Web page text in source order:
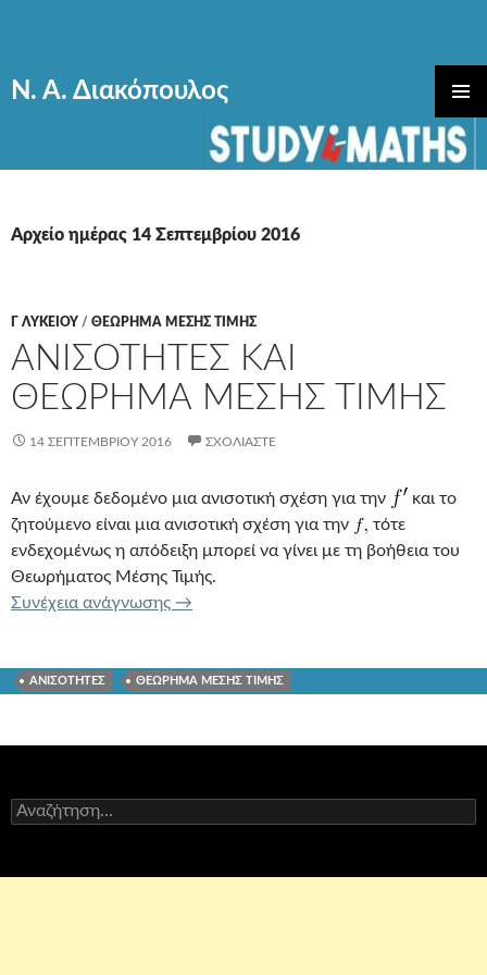
Ν. Α. Διακόπουλος
ΚΎΡΙΟ
ΜΕΝΟΎ
Αρχείο ημέρας 14 Σεπτεμβρίου 2016
Γ ΛΥΚΕΊΟΥ / ΘΕΩΡΗΜΑ ΜΕΣΗΣ ΤΙΜΗΣ
ΑΝΙΣΟΤΗΤΕΣ ΚΑΙ
ΘΕΩΡΗΜΑ ΜΕΣΗΣ ΤΙΜΗΣ
14 ΣΕΠΤΕΜΒΡΊΟΥ 2016 ΣΧΟΛΙΆΣΤΕ
Αν έχουμε δεδομένο μια ανισοτική σχέση για την
και το
ζητούμενο είναι μια ανισοτική σχέση για την
τότε
ενδεχομένως η απόδειξη μπορεί να γίνει με τη βοήθεια του
Θεωρήματος Μέσης Τιμής.
Συνέχεια ανάγνωσης ΑΝΙΣΟΤΗΤΕΣ ΚΑΙ ΘΕΩΡΗΜΑ ΜΕΣΗΣ
→
ΑΝΙΣΟΤΗΤΕΣ ΘΕΩΡΗΜΑ ΜΕΣΗΣ ΤΙΜΗΣ
Αναζήτηση
για: